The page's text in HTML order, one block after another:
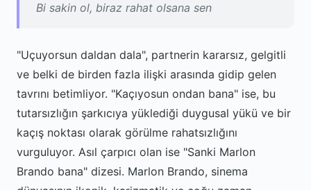
Bi sakin ol, biraz rahat olsana sen
"Uçuyorsun daldan dala", partnerin kararsız, gelgitli
ve belki de birden fazla ilişki arasında gidip gelen
tavrını betimliyor. "Kaçıyosun ondan bana" ise, bu
tutarsızlığın şarkıcıya yüklediği duygusal yükü ve bir
kaçış noktası olarak görülme rahatsızlığını
vurguluyor. Asıl çarpıcı olan ise "Sanki Marlon
Brando bana" dizesi. Marlon Brando, sinema